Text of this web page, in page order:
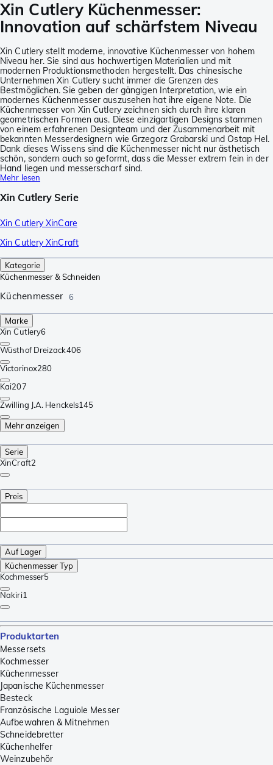
Xin Cutlery Küchenmesser:
Innovation auf schärfstem Niveau
Xin Cutlery stellt moderne, innovative Küchenmesser von hohem
Niveau her. Sie sind aus hochwertigen Materialien und mit
modernen Produktionsmethoden hergestellt. Das chinesische
Unternehmen Xin Cutlery sucht immer die Grenzen des
Bestmöglichen. Sie geben der gängigen Interpretation, wie ein
modernes Küchenmesser auszusehen hat ihre eigene Note. Die
Küchenmesser von Xin Cutlery zeichnen sich durch ihre klaren
geometrischen Formen aus. Diese einzigartigen Designs stammen
von einem erfahrenen Designteam und der Zusammenarbeit mit
bekannten Messerdesignern wie Grzegorz Grabarski und Ostap Hel.
Dank dieses Wissens sind die Küchenmesser nicht nur ästhetisch
schön, sondern auch so geformt, dass die Messer extrem fein in der
Hand liegen und messerscharf sind.
Mehr lesen
Xin Cutlery Serie
Xin Cutlery XinCare
Xin Cutlery XinCraft
Kategorie
Küchenmesser & Schneiden
Küchenmesser 6
Marke
Xin Cutlery6
Wüsthof Dreizack406
Victorinox280
Kai207
Zwilling J.A. Henckels145
Mehr anzeigen
Serie
XinCraft2
Preis
Auf Lager
Küchenmesser Typ
Kochmesser5
Nakiri1
Produktarten
Messersets
Kochmesser
Küchenmesser
Japanische Küchenmesser
Besteck
Französische Laguiole Messer
Aufbewahren & Mitnehmen
Schneidebretter
Küchenhelfer
Weinzubehör